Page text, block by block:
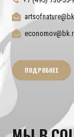
ПОДРОБНЕЕ